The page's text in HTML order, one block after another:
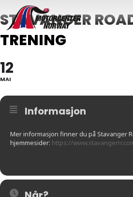
STAVANGER
TRENING
12
MAI
Informasjon
Mer informasjon finner du på Stavanger
hjemmesider: https://